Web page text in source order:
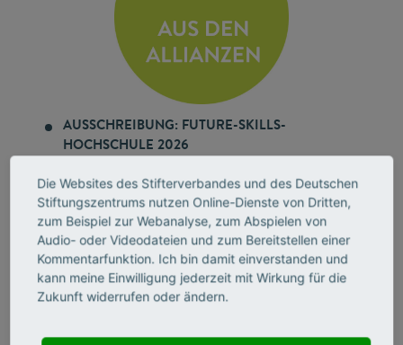
AUSSCHREIBUNG: FUTURE-SKILLS-
HOCHSCHULE 2026
ausgelobte Auszeichnung würdigt bis zu fünf
Hochschulen, die Future Skills strategisch,
strukturell und kulturell in Studium und Lehre
verankert haben. Die Hochschulen erhalten jeweils
10.000 Euro. Bewerbungsschluss: 30. September
2026.
Ausschreibung auf der Website des Stifterverbandes
Die Websites des Stifterverbandes und des Deutschen
Stiftungszentrums nutzen Online-Dienste von Dritten,
zum Beispiel zur Webanalyse, zum Abspielen von
Audio- oder Videodateien und zum Bereitstellen einer
Kommentarfunktion. Ich bin damit einverstanden und
kann meine Einwilligung jederzeit mit Wirkung für die
Zukunft widerrufen oder ändern.